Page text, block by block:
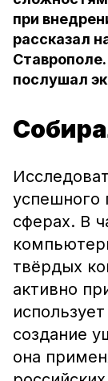
при
рассказал
послушал
успешного
сферах. В
твёрдых
активно
создание
она